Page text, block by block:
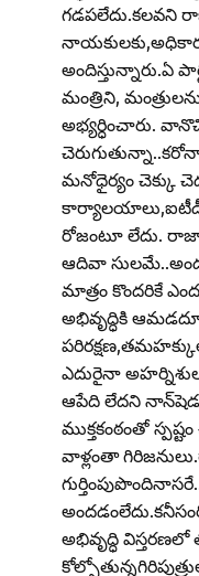
గడపలేదు.కలవని
అందిస్తున్నారు.ఏ
మంత్రిని,
అభ్యర్ధించారు.
మనోధైర్యం చెక్కు
రోజంటూ లేదు.
ఆదివా
మాత్రం కొందరికే
అభివృద్ధికి
ఎదురైనా
ఆపేది లేదని
ముక్తకంఠంతో స్పష్టం
వాళ్లంతా
అభివృద్ధి